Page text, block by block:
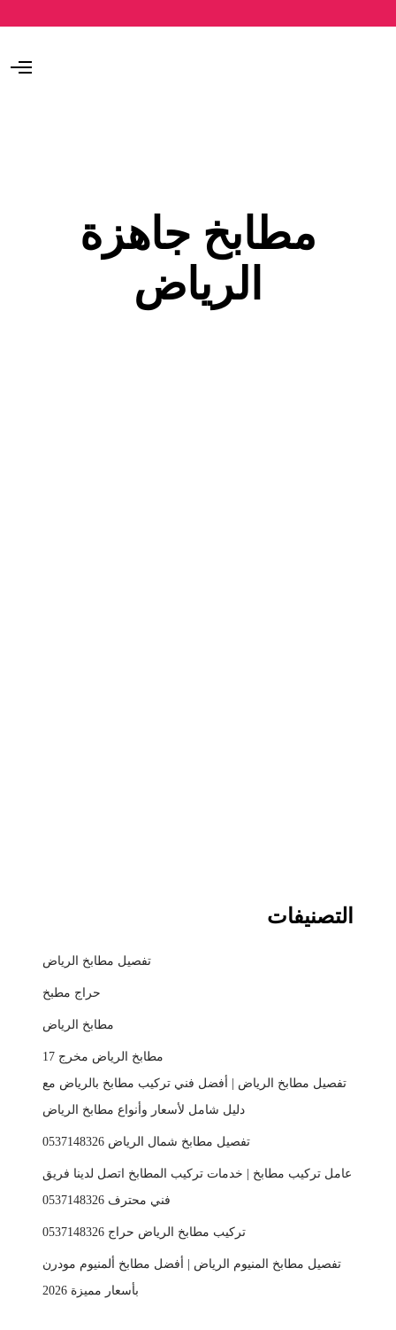
O
مطابخ جاهزة
الرياض
التصنيفات
تفصيل مطابخ الرياض
حراج مطبخ
مطابخ الرياض
مطابخ الرياض مخرج 17
تفصيل مطابخ الرياض | أفضل فني تركيب مطابخ بالرياض مع
دليل شامل لأسعار وأنواع مطابخ الرياض
تفصيل مطابخ شمال الرياض 0537148326
عامل تركيب مطابخ | خدمات تركيب المطابخ اتصل لدينا فريق
فني محترف 0537148326
تركيب مطابخ الرياض حراج 0537148326
تفصيل مطابخ المنيوم الرياض | أفضل مطابخ ألمنيوم مودرن
بأسعار مميزة 2026